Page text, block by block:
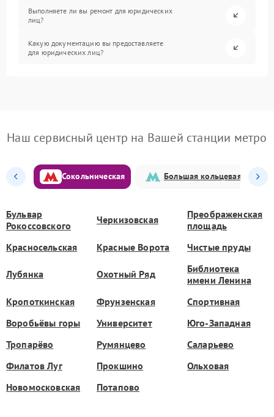
Выполняете ли вы ремонт для юридических
лиц?
Какую документацию вы предоставляете
для юридических лиц?
Наш сервисный центр на Вашей станции метро
Сокольническая Большая кольцевая
Бульвар
Рокоссовского
Черкизовская
Преображенская
площадь
Красносельская
Красные Ворота Чистые пруды
Лубянка Охотный Ряд
Библиотека
имени Ленина
Кропоткинская
Фрунзенская
Спортивная
Воробьёвы горы
Университет
Юго-Западная
Тропарёво
Румянцево
Саларьево
Филатов Луг
Прокшино
Ольховая
Новомосковская
Потапово